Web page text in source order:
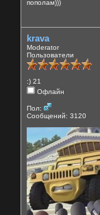
пополам)))
krava
Moderator
Пользователи
:) 21
Офлайн
Пол:
Сообщений: 3120